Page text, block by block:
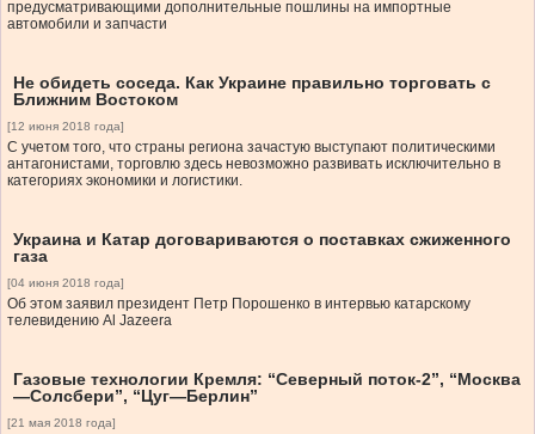
предусматривающими дополнительные пошлины на импортные
автомобили и запчасти
Не обидеть соседа. Как Украине правильно торговать с
Ближним Востоком
[12 июня 2018 года]
С учетом того, что страны региона зачастую выступают политическими
антагонистами, торговлю здесь невозможно развивать исключительно в
категориях экономики и логистики.
Украина и Катар договариваются о поставках сжиженного
газа
[04 июня 2018 года]
Об этом заявил президент Петр Порошенко в интервью катарскому
телевидению Al Jazeera
Газовые технологии Кремля: “Северный поток-2”, “Москва
—Солсбери”, “Цуг—Берлин”
[21 мая 2018 года]